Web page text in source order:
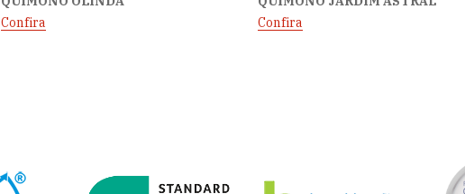
Confira
Confira